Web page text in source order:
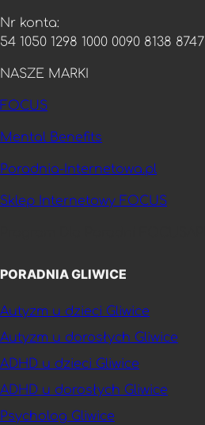
Nr konta:
54 1050 1298 1000 0090 8138 8747
NASZE MARKI
FOCUS
Mental Benefits
Poradnia-Internetowa.pl
Sklep Internetowy FOCUS
PORADNIA GLIWICE
Autyzm u dzieci Gliwice
Autyzm u dorosłych Gliwice
ADHD u dzieci Gliwice
ADHD u dorosłych Gliwice
Psycholog Gliwice